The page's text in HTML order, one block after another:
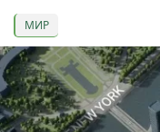
МИР